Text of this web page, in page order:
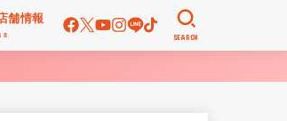
舗情報
SEARCH